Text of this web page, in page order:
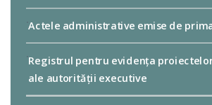
Actele administrative emise de
Registrul pentru evidența
ale autorității executive